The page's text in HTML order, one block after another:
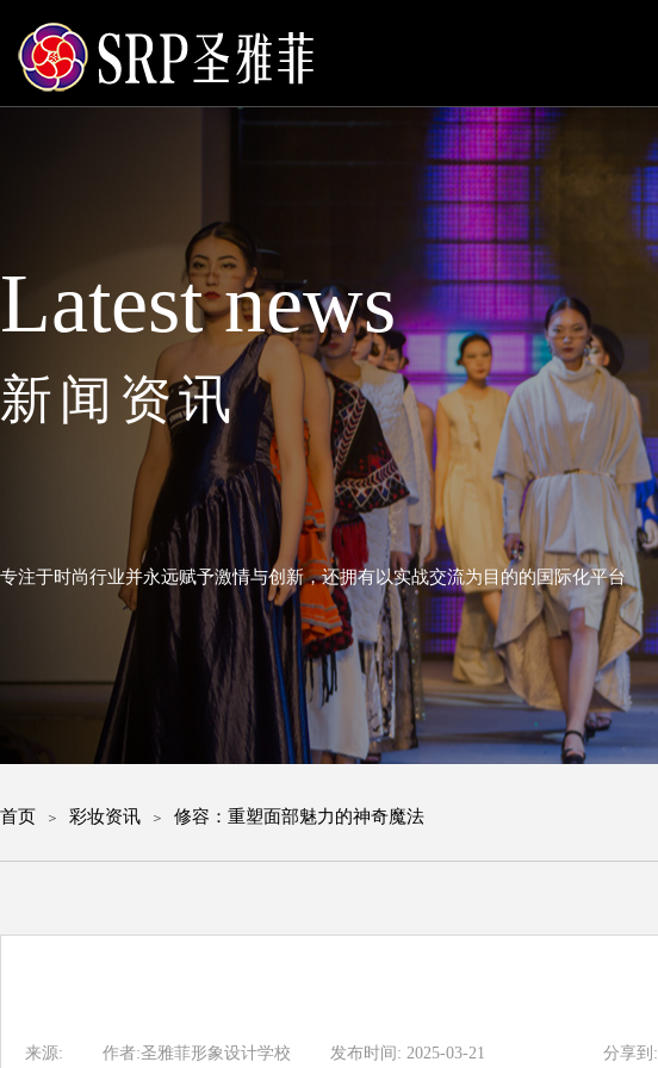
专注于时尚行业并永远赋予激情与创新，还拥有以实战交流为目的的国际化平台
新闻资讯
Latest news
首页 ＞ 彩妆资讯 ＞ 修容：重塑面部魅力的神奇魔法
来源: 作者:圣雅菲形象设计学校 发布时间: 2025-03-21 分享到: